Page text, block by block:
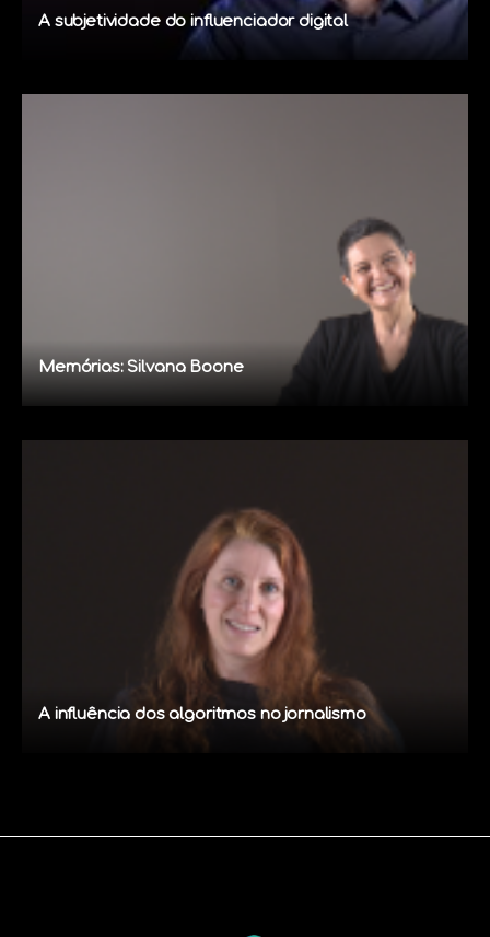
A subjetividade do influenciador digital
Memórias: Silvana Boone
A influência dos algoritmos no jornalismo